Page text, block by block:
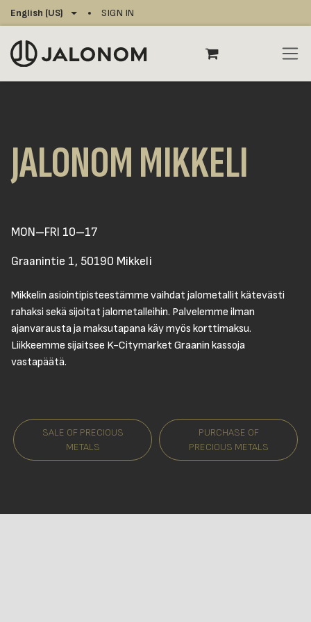
Skip to Content
English (US) SIGN IN
JALONOM MIKKELI
MON–FRI 10–17
Graanintie 1, 50190 Mikkeli
Mikkelin asiointipisteestämme vaihdat jalometallit kätevästi
rahaksi sekä sijoitat jalometalleihin. Palvelemme ilman
ajanvarausta ja maksutapana käy myös korttimaksu.
Liikkeemme sijaitsee K-Citymarket Graanin kassoja
vastapäätä.
SALE OF PRECIOUS
METALS
PURCHASE OF
PRECIOUS METALS